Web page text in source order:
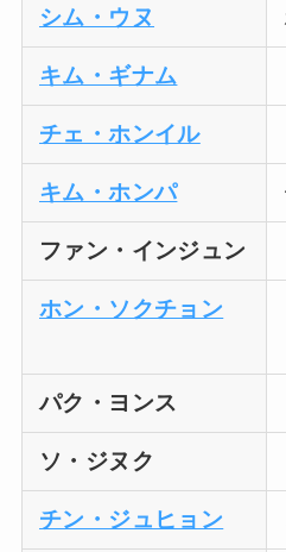
シム・ウヌ
キム・ギナム
チェ・ホンイル
キム・ホンパ
ファン・インジュン
ホン・ソクチョン
パク・ヨンス
ソ・ジヌク
チン・ジュヒョン